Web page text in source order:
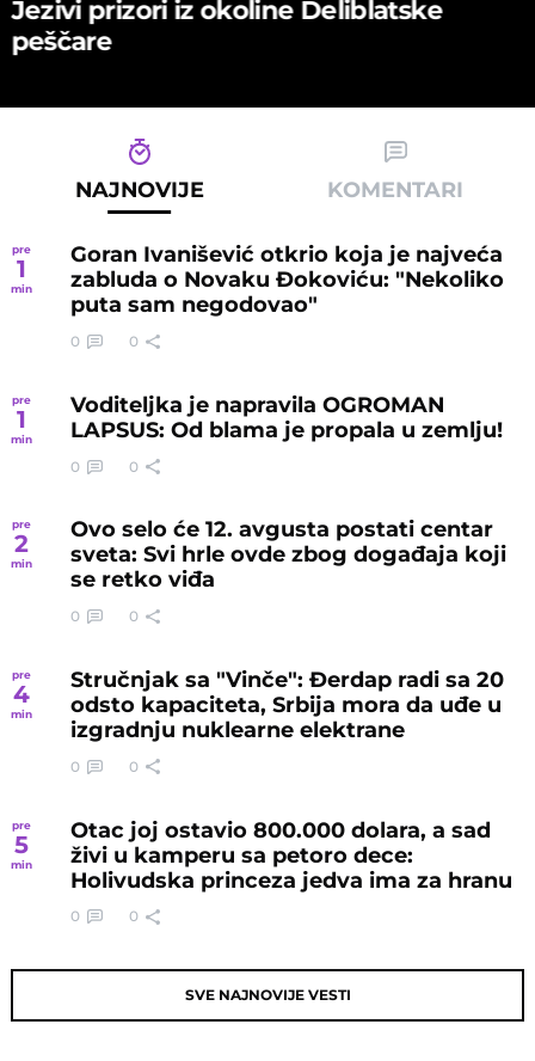
Jezivi prizori iz okoline Deliblatske
peščare
NAJNOVIJE KOMENTARI
pre
1
min
Goran Ivanišević otkrio koja je najveća
zabluda o Novaku Đokoviću: "Nekoliko
puta sam negodovao"
0 0
pre
1
min
Voditeljka je napravila OGROMAN
LAPSUS: Od blama je propala u zemlju!
0 0
pre
2
min
Ovo selo će 12. avgusta postati centar
sveta: Svi hrle ovde zbog događaja koji
se retko viđa
0 0
pre
4
min
Stručnjak sa "Vinče": Đerdap radi sa 20
odsto kapaciteta, Srbija mora da uđe u
izgradnju nuklearne elektrane
0 0
pre
5
min
Otac joj ostavio 800.000 dolara, a sad
živi u kamperu sa petoro dece:
Holivudska princeza jedva ima za hranu
0 0
SVE NAJNOVIJE VESTI